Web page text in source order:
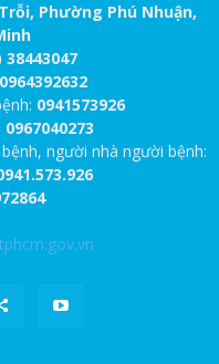
Phường Phú Nhuận,
38443047
0964392632
0941573926
0967040273
người nhà người bệnh: